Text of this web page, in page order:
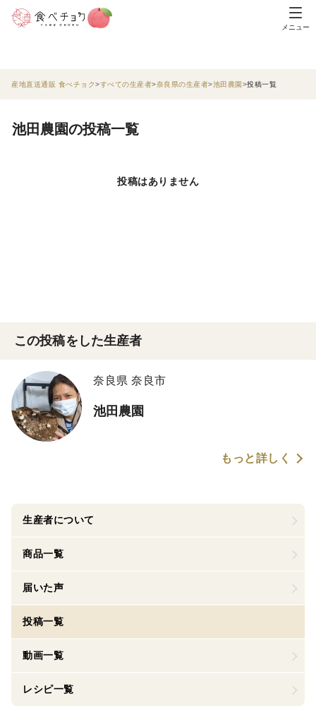
メニュー
産地直送通販 食べチョク すべての生産者 奈良県の生産者 池田農園 投稿一覧
池田農園の投稿一覧
投稿はありません
この投稿をした生産者
奈良県 奈良市
池田農園
もっと詳しく
生産者について
商品一覧
届いた声
投稿一覧
動画一覧
レシピ一覧